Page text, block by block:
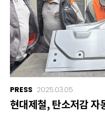
PRESS 2025.03.05
현대제철, 탄소저감